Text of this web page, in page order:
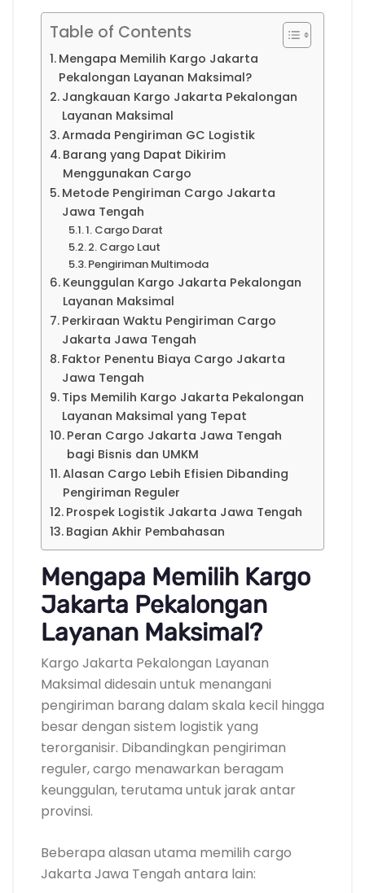
Table of Contents
Mengapa Memilih Kargo Jakarta
Pekalongan Layanan Maksimal?
Jangkauan Kargo Jakarta Pekalongan
Layanan Maksimal
Armada Pengiriman GC Logistik
Barang yang Dapat Dikirim
Menggunakan Cargo
Metode Pengiriman Cargo Jakarta
Jawa Tengah
1. Cargo Darat
2. Cargo Laut
Pengiriman Multimoda
Keunggulan Kargo Jakarta Pekalongan
Layanan Maksimal
Perkiraan Waktu Pengiriman Cargo
Jakarta Jawa Tengah
Faktor Penentu Biaya Cargo Jakarta
Jawa Tengah
Tips Memilih Kargo Jakarta Pekalongan
Layanan Maksimal yang Tepat
Peran Cargo Jakarta Jawa Tengah
bagi Bisnis dan UMKM
Alasan Cargo Lebih Efisien Dibanding
Pengiriman Reguler
Prospek Logistik Jakarta Jawa Tengah
Bagian Akhir Pembahasan
Mengapa Memilih Kargo
Jakarta Pekalongan
Layanan Maksimal?
Kargo Jakarta Pekalongan Layanan
Maksimal didesain untuk menangani
pengiriman barang dalam skala kecil hingga
besar dengan sistem logistik yang
terorganisir. Dibandingkan pengiriman
reguler, cargo menawarkan beragam
keunggulan, terutama untuk jarak antar
provinsi.
Beberapa alasan utama memilih cargo
Jakarta Jawa Tengah antara lain: